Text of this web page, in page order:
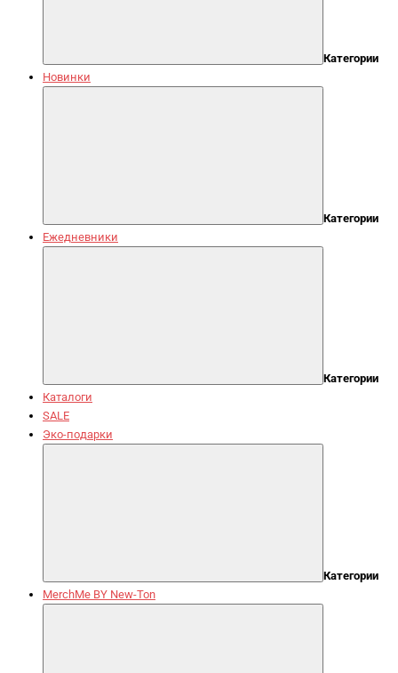
Категории
Новинки
Категории
Ежедневники
Категории
Каталоги
SALE
Эко-подарки
Категории
MerchMe BY New-Ton